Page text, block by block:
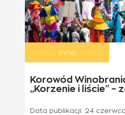
Inne
Korowód
„Korzenie i liście” –
Data publikacji: 24